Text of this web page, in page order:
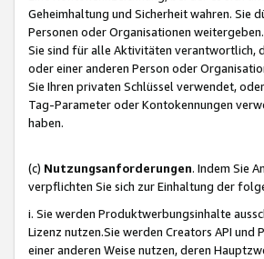
Geheimhaltung und Sicherheit wahren. Sie
Personen oder Organisationen
Sie sind für alle Aktivitäten verantwortlich,
oder einer anderen Person oder
Sie Ihren privaten Schlüssel verwendet,
Tag-Parameter oder Kontokennungen
haben.
(c) Nutzungsanforderungen. Indem Sie
verpflichten Sie sich zur Einhaltung der
i. Sie werden Produktwerbungsinhalte
Lizenz nutzen.Sie werden Creators API
einer anderen Weise nutzen, deren